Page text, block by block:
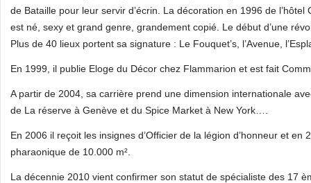
de Bataille pour leur servir d’écrin. La décoration en 1996 de
est né, sexy et grand genre, grandement copié. Le début d’une
Plus de 40 lieux portent sa signature : Le Fouquet’s, l’Avenue,
En 1999, il publie Eloge du Décor chez Flammarion et est fait
A partir de 2004, sa carrière prend une dimension internationale
de La réserve à Genève et du Spice Market à New York….
En 2006 il reçoit les insignes d’Officier de la légion d’honneur et
pharaonique de 10.000 m².
La décennie 2010 vient confirmer son statut de spécialiste des 17